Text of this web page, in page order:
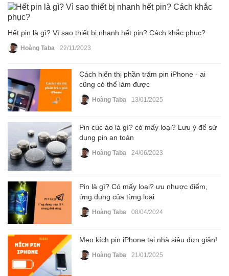
Hết pin là gì? Vì sao thiết bị nhanh hết pin? Cách khắc phục?
Hoàng Taba 22/11/2023
Cách hiển thị phần trăm pin iPhone - ai
cũng có thể làm được
Hoàng Taba 13/01/2025
Pin cúc áo là gì? có mấy loại? Lưu ý để sử
dụng pin an toàn
Hoàng Taba 24/06/2023
Pin là gì? Có mấy loại? ưu nhược điểm,
ứng dụng của từng loại
Hoàng Taba 08/04/2024
Mẹo kích pin iPhone tại nhà siêu đơn giản!
Hoàng Taba 21/01/2025